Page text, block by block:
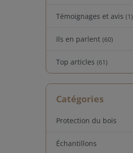
Témoignages et avis (1)
Ils en parlent (60)
Top articles (61)
Catégories
Protection du bois
Échantillons